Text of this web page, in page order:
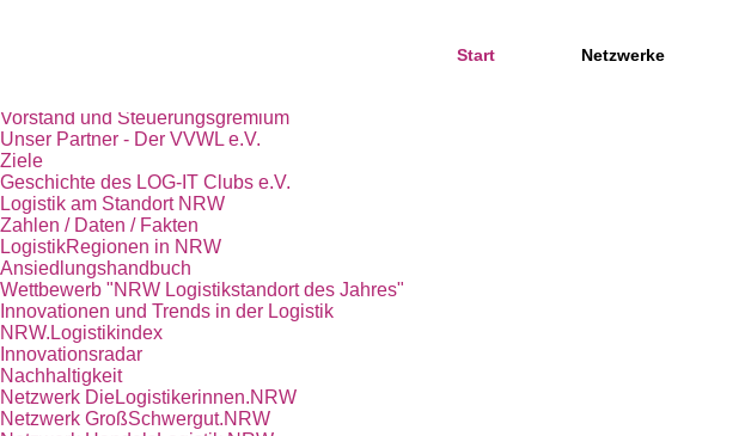
Start Netzwerke
Vorstand und Steuerungsgremium
Unser Partner - Der VVWL e.V.
Ziele
Geschichte des LOG-IT Clubs e.V.
Logistik am Standort NRW
Zahlen / Daten / Fakten
LogistikRegionen in NRW
Ansiedlungshandbuch
Wettbewerb "NRW Logistikstandort des Jahres"
Innovationen und Trends in der Logistik
NRW.Logistikindex
Innovationsradar
Nachhaltigkeit
Netzwerk DieLogistikerinnen.NRW
Netzwerk GroßSchwergut.NRW